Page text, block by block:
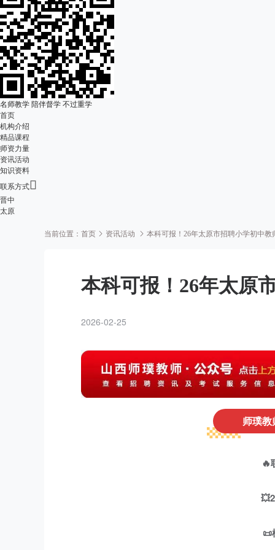
名师教学 陪伴督学 不过重学
首页
机构介绍
精品课程
师资力量
资讯活动
知识资料
联系方式
晋中
太原
当前位置： 首页 资讯活动 本科可报！26年太原市招聘小学初中教
本科可报！26年太原
2026-02-25
师璞
🔥
📜